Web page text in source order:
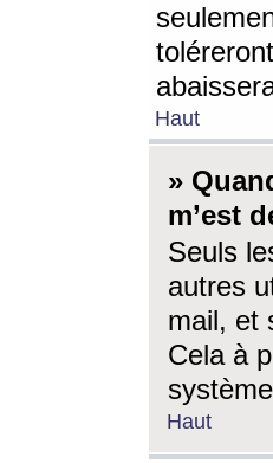
Haut
»
m’est
Seuls
autres
mail, et
Cela à
Haut